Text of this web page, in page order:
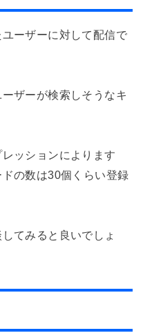
ーザーに対して配信で
ザーが検索しそうなキ
ッションによります
の数は30個くらい登録
てみると良いでしょ